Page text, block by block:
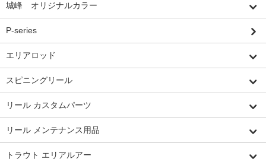
城峰 オリジナルカラー
P-series
エリアロッド
スピニングリール
リール カスタムパーツ
リール メンテナンス用品
トラウト エリアルアー